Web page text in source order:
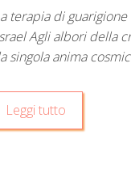
terapia di
Agli albori della
singola anima
Leggi tutto